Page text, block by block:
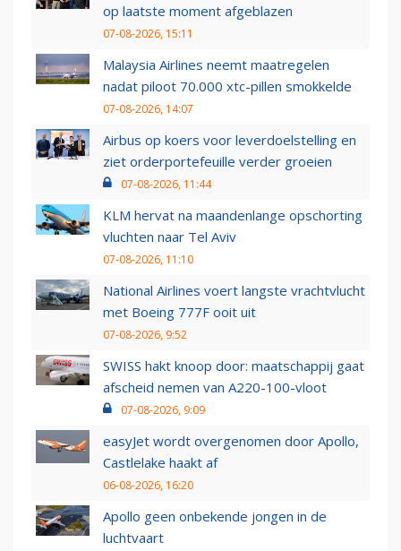
op laatste moment afgeblazen
07-08-2026, 15:11
Malaysia Airlines neemt maatregelen
nadat piloot 70.000 xtc-pillen smokkelde
07-08-2026, 14:07
Airbus op koers voor leverdoelstelling en
ziet orderportefeuille verder groeien
07-08-2026, 11:44
KLM hervat na maandenlange opschorting
vluchten naar Tel Aviv
07-08-2026, 11:10
National Airlines voert langste vrachtvlucht
met Boeing 777F ooit uit
07-08-2026, 9:52
SWISS hakt knoop door: maatschappij gaat
afscheid nemen van A220-100-vloot
07-08-2026, 9:09
easyJet wordt overgenomen door Apollo,
Castlelake haakt af
06-08-2026, 16:20
Apollo geen onbekende jongen in de
luchtvaart